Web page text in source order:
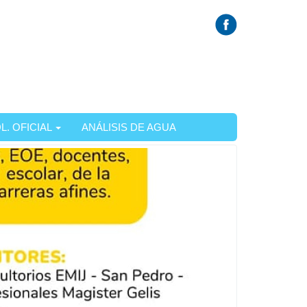
OFICIAL ANÁLISIS DE AGUA